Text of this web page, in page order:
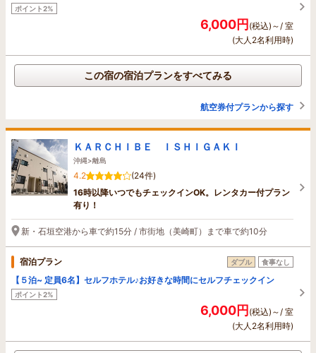
ポイント2%
6,000円(税込)～/ 室
(大人2名利用時)
この宿の宿泊プランをすべてみる
航空券付プランから探す
ＫＡＲＣＨＩＢＥ ＩＳＨＩＧＡＫＩ
沖縄>離島
4.2
(24件)
16時以降いつでもチェックインOK。レンタカー付プラン
有り！
新・石垣空港から車で約15分 / 市街地（美崎町）まで車で約10分
宿泊プラン ダブル 食事なし
【５泊~ 定員6名】セルフホテル♪お好きな時間にセルフチェックイン
ポイント2%
6,000円(税込)～/ 室
(大人2名利用時)